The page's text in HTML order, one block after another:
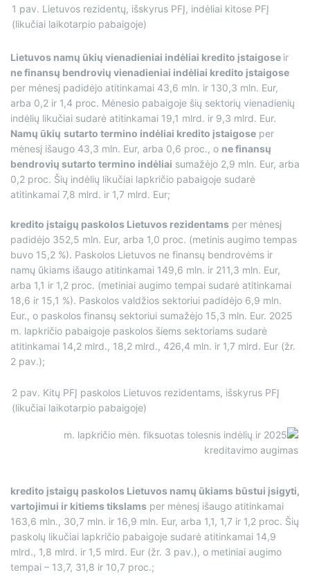
1 pav. Lietuvos rezidentų, išskyrus PFĮ, indėliai kitose PFĮ
(likučiai laikotarpio pabaigoje)
Lietuvos namų ūkių vienadieniai indėliai kredito įstaigose ir
ne finansų bendrovių vienadieniai indėliai kredito įstaigose
per mėnesį padidėjo atitinkamai 43,6 mln. ir 130,3 mln. Eur,
arba 0,2 ir 1,4 proc. Mėnesio pabaigoje šių sektorių vienadienių
indėlių likučiai sudarė atitinkamai 19,1 mlrd. ir 9,3 mlrd. Eur.
Namų ūkių sutarto termino indėliai kredito įstaigose per
mėnesį išaugo 43,3 mln. Eur, arba 0,6 proc., o ne finansų
bendrovių sutarto termino indėliai sumažėjo 2,9 mln. Eur, arba
0,2 proc. Šių indėlių likučiai lapkričio pabaigoje sudarė
atitinkamai 7,8 mlrd. ir 1,7 mlrd. Eur;
kredito įstaigų paskolos Lietuvos rezidentams per mėnesį
padidėjo 352,5 mln. Eur, arba 1,0 proc. (metinis augimo tempas
buvo 15,2 %). Paskolos Lietuvos ne finansų bendrovėms ir
namų ūkiams išaugo atitinkamai 149,6 mln. ir 211,3 mln. Eur,
arba 1,1 ir 1,2 proc. (metiniai augimo tempai sudarė atitinkamai
18,6 ir 15,1 %). Paskolos valdžios sektoriui padidėjo 6,9 mln.
Eur., o paskolos finansų sektoriui sumažėjo 15,3 mln. Eur. 2025
m. lapkričio pabaigoje paskolos šiems sektoriams sudarė
atitinkamai 14,2 mlrd., 18,2 mlrd., 426,4 mln. ir 1,7 mlrd. Eur (žr.
2 pav.);
2 pav. Kitų PFĮ paskolos Lietuvos rezidentams, išskyrus PFĮ
(likučiai laikotarpio pabaigoje)
kredito įstaigų paskolos Lietuvos namų ūkiams būstui įsigyti,
vartojimui ir kitiems tikslams per mėnesį išaugo atitinkamai
163,6 mln., 30,7 mln. ir 16,9 mln. Eur, arba 1,1, 1,7 ir 1,2 proc. Šių
paskolų likučiai lapkričio pabaigoje sudarė atitinkamai 14,9
mlrd., 1,8 mlrd. ir 1,5 mlrd. Eur (žr. 3 pav.), o metiniai augimo
tempai – 13,7, 31,8 ir 10,7 proc.;